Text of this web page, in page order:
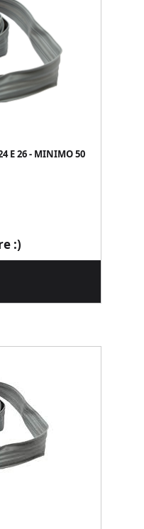
E 26 - MINIMO 50
:)